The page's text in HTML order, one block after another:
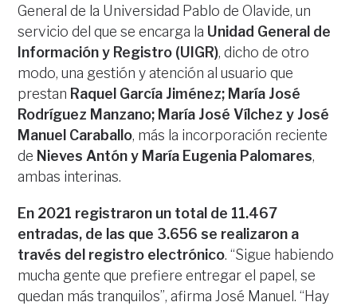
General de la Universidad Pablo de Olavide, un
servicio del que se encarga la Unidad General de
Información y Registro (UIGR), dicho de otro
modo, una gestión y atención al usuario que
prestan Raquel García Jiménez; María José
Rodríguez Manzano; María José Vílchez y José
Manuel Caraballo, más la incorporación reciente
de Nieves Antón y María Eugenia Palomares,
ambas interinas.
En 2021 registraron un total de 11.467
entradas, de las que 3.656 se realizaron a
través del registro electrónico. “Sigue habiendo
mucha gente que prefiere entregar el papel, se
quedan más tranquilos”, afirma José Manuel. “Hay